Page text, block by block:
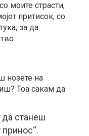
моите страсти,
притисок, со
за да
нозете на
Тоа сакам да
станеш
принос“.